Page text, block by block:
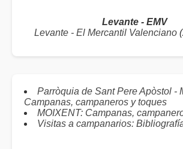
Levante - EMV
Levante - El Mercantil Valenciano
Parròquia de Sant Pere Apòstol -
Campanas, campaneros y toques
MOIXENT: Campanas,
Visitas a campanarios: